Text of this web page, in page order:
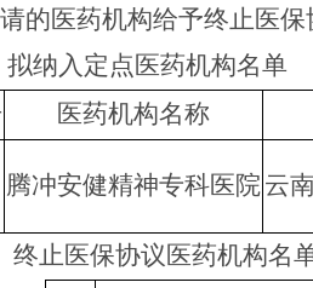
的医药机构给予终止医
纳入定点医药机构名单
医药机构名称
腾冲安健精神专科医院云
止医保协议医药机构名